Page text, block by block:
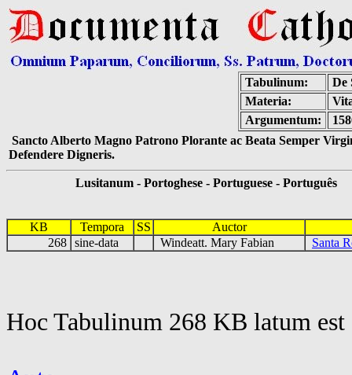
Tabulinum:
De
Materia:
Argumentum:
Sancto Alberto Magno Patrono Plorante ac Beata Semper
Defendere Digneris.
Lusitanum - Portoghese - Portuguese - Português
KB Tempora SS
Auctor
268 sine-data Windeatt. Mary Fabian Santa
Hoc Tabulinum 268 KB latum